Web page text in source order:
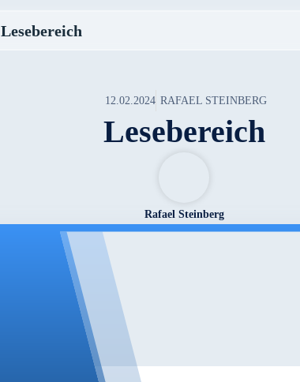
Lesebereich
12.02.2024 RAFAEL STEINBERG
Lesebereich
Rafael Steinberg